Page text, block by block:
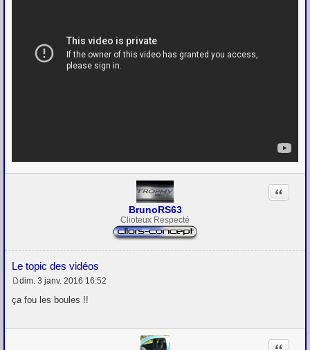
BrunoRS63
Clioteux Respecté
Le topic des vidéos
Citation
e
a
dim. 3 janv. 2016 16:52
ça fou les boules !!
Citation